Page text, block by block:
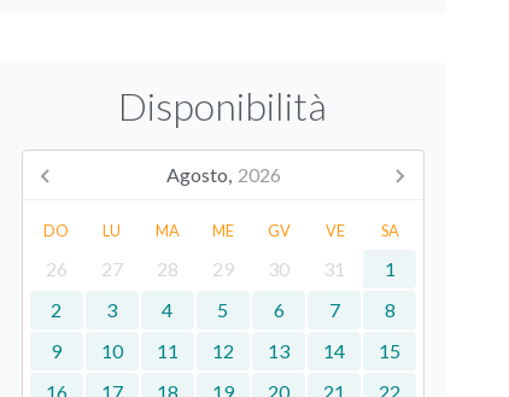
Disponibilità
Agosto, 2026
DO LU MA ME GV VE SA
26 27 28 29 30 31
1
2
3 4 5 6 7
8
9
10 11 12 13 14
15
16
17 18 19 20 21
22